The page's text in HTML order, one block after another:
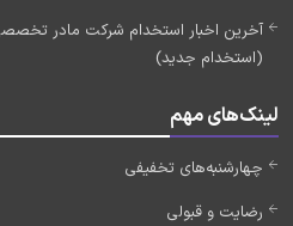
(استخدام جدید)
لینک‌های مهم
چهارشنبه‌های تخفیفی
رضایت و قبولی